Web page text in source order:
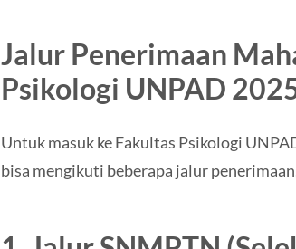
Jalur Penerimaan
Psikologi UNPAD
Untuk masuk ke Fakultas Psikologi
bisa mengikuti beberapa jalur